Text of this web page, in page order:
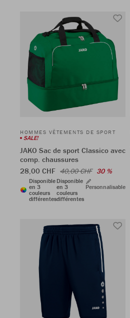
HOMMES VÊTEMENTS DE SPORT
SALE!
JAKO Sac de sport Classico avec
comp. chaussures
28,00 CHF 40,00 CHF 30 %
Disponible
en 3
couleurs
différentes
Disponible
en 3
couleurs
différentes
Personnalisable